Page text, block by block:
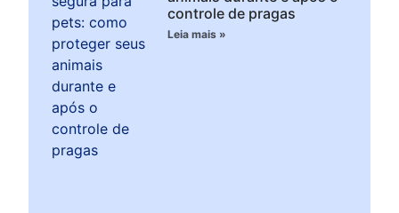
controle de pragas
Leia mais »